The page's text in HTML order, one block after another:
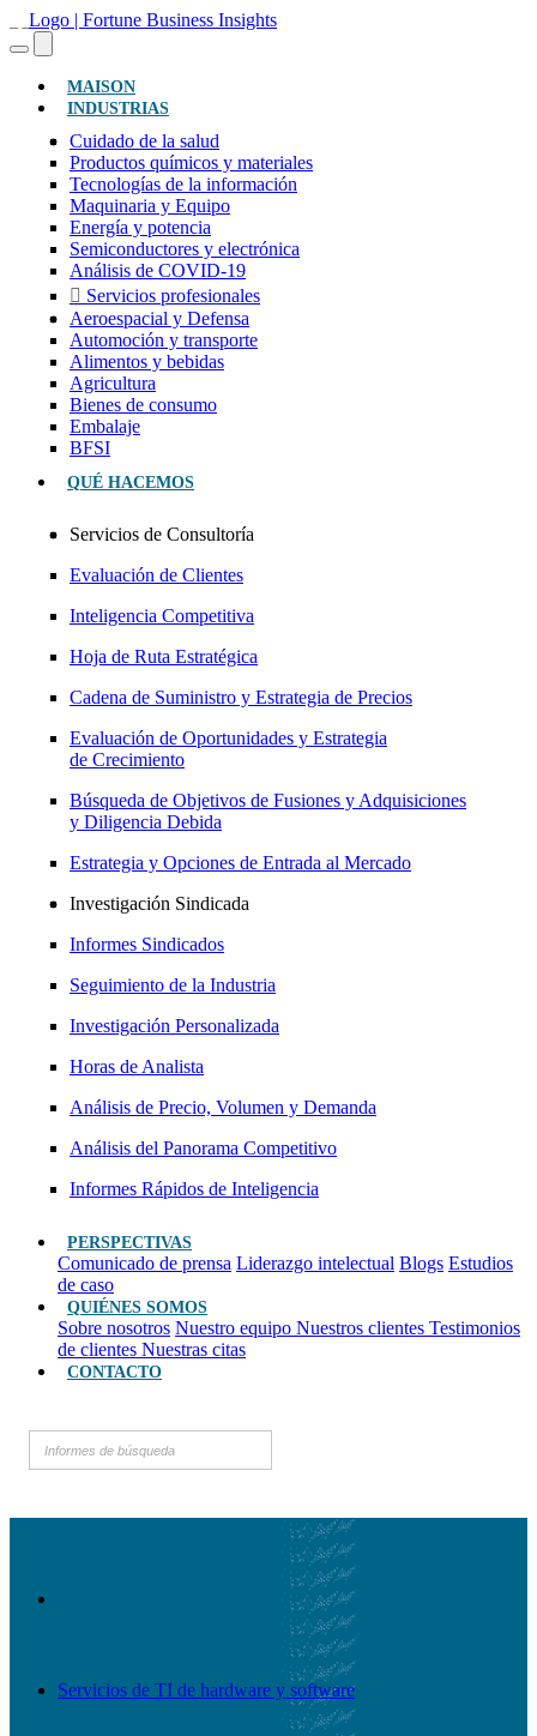
MAISON(ACTUAL)
INDUSTRIAS
Cuidado de la salud
Productos químicos y materiales
Tecnologías de la información
Maquinaria y Equipo
Energía y potencia
Semiconductores y electrónica
Análisis de COVID-19
Servicios profesionales
Aeroespacial y Defensa
Automoción y transporte
Alimentos y bebidas
Agricultura
Bienes de consumo
Embalaje
BFSI
QUÉ HACEMOS
Servicios de Consultoría
Evaluación de Clientes
Inteligencia Competitiva
Hoja de Ruta Estratégica
Cadena de Suministro y Estrategia de Precios
Evaluación de Oportunidades y Estrategia
de Crecimiento
Búsqueda de Objetivos de Fusiones y Adquisiciones
y Diligencia Debida
Estrategia y Opciones de Entrada al Mercado
Investigación Sindicada
Informes Sindicados
Seguimiento de la Industria
Investigación Personalizada
Horas de Analista
Análisis de Precio, Volumen y Demanda
Análisis del Panorama Competitivo
Informes Rápidos de Inteligencia
PERSPECTIVAS
Comunicado de prensa Liderazgo intelectual Blogs Estudios
de caso
QUIÉNES SOMOS
Sobre nosotros Nuestro equipo Nuestros clientes Testimonios
de clientes Nuestras citas
CONTACTO
Servicios de TI de hardware y software